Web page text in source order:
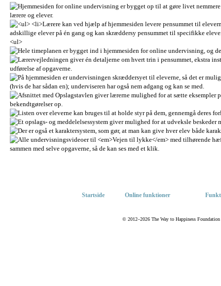
Startside Online funktioner
© 2012–2026 The Way to Happiness